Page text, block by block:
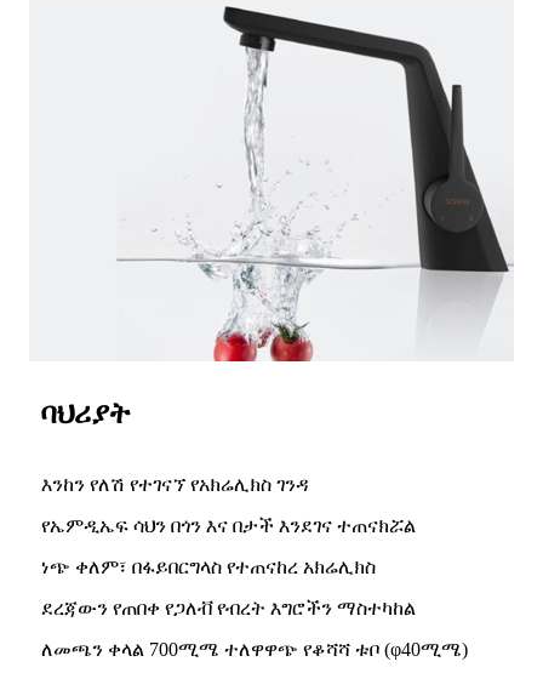
ባህሪያት
እንከን የለሽ የተገናኘ የአክሬሊክስ ገንዳ
የኤምዲኤፍ ሳህን በጎን እና በታች እንደገና ተጠናክሯል
ነጭ ቀለም፣ በፋይበርግላስ የተጠናከረ አክሬሊክስ
ደረጃውን የጠበቀ የጋለቭ የብረት እግሮችን ማስተካከል
ለመጫን ቀላል 700ሚሜ ተለዋዋጭ የቆሻሻ ቱቦ (φ40ሚሜ)